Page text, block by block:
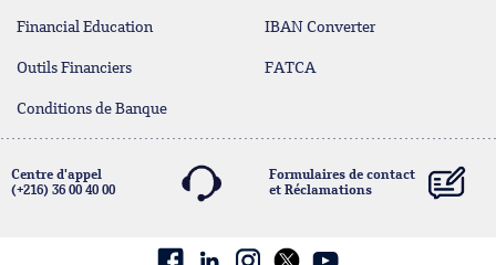
Financial Education IBAN Converter
Outils Financiers FATCA
Conditions de Banque
Centre d'appel
(+216) 36 00 40 00
Formulaires de contact
et Réclamations